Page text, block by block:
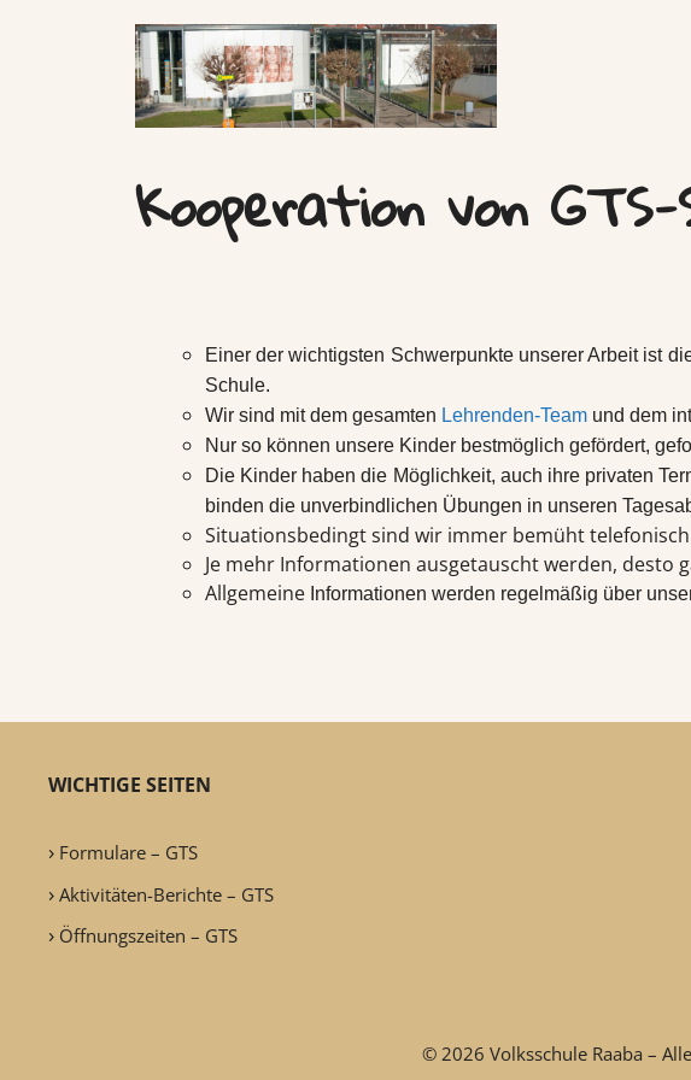
Kooperation von
Einer der wichtigsten Schwerpunkte unserer Arbeit ist
Schule.
Wir sind mit dem gesamten Lehrenden-Team und dem
Nur so können unsere Kinder bestmöglich gefördert,
Die Kinder haben die Möglichkeit, auch ihre privaten
binden die unverbindlichen Übungen in unseren
Situationsbedingt sind wir immer bemüht
Je mehr Informationen ausgetauscht werden, desto
Allgemeine Informationen werden regelmäßig über
WICHTIGE SEITEN
Formulare – GTS
Aktivitäten-Berichte – GTS
Öffnungszeiten – GTS
© 2026 Volksschule Raaba –